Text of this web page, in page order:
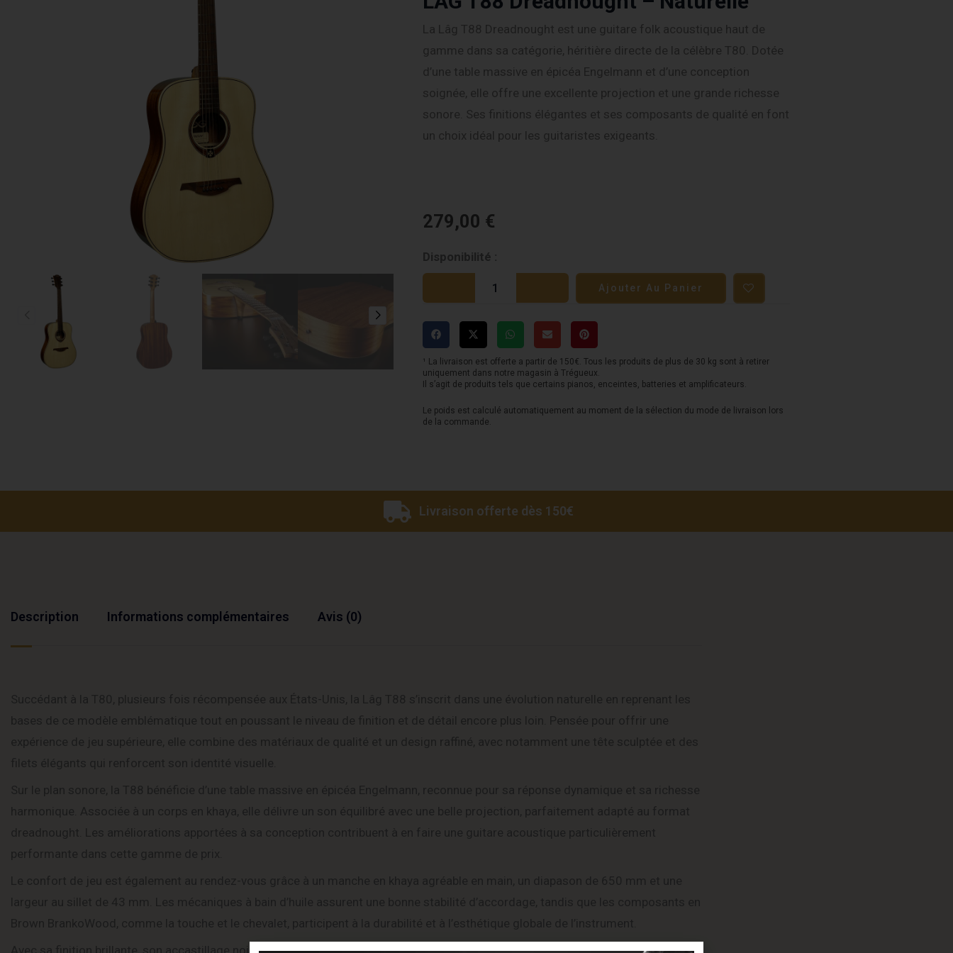
La Lâg T88 Dreadnought est une guitare folk acoustique haut de
gamme dans sa catégorie, héritière directe de la célèbre T80. Dotée
d’une table massive en épicéa Engelmann et d’une conception
soignée, elle offre une excellente projection et une grande richesse
sonore. Ses finitions élégantes et ses composants de qualité en font
un choix idéal pour les guitaristes exigeants.
279,00 €
Disponibilité :
quantité
de
T88
Dreadnought
-
Naturelle
Ajouter Au Panier
¹ La livraison est offerte a partir de 150€. Tous les produits de plus de 30 kg sont à retirer
uniquement dans notre magasin à Trégueux.
Il s’agit de produits tels que certains pianos, enceintes, batteries et amplificateurs.
Le poids est calculé automatiquement au moment de la sélection du mode de livraison lors
de la commande.
Livraison offerte dès 150€
Description Informations complémentaires Avis (0)
Avec sa finition brillante, son accastillage noir et ses matériaux soigneusement sélectionnés, la Lâg T88 Dreadnought s’adresse